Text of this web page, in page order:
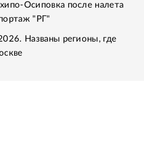
Осиповка после налета
"РГ"
Названы регионы, где